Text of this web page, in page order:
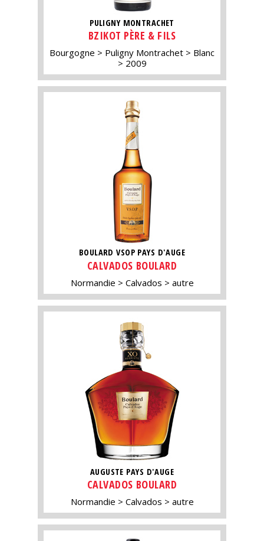
PULIGNY MONTRACHET
BZIKOT PÈRE & FILS
Bourgogne Puligny Montrachet
Blanc
2009
BOULARD VSOP PAYS D'AUGE
CALVADOS BOULARD
Normandie Calvados autre
AUGUSTE PAYS D'AUGE
CALVADOS BOULARD
Normandie Calvados autre